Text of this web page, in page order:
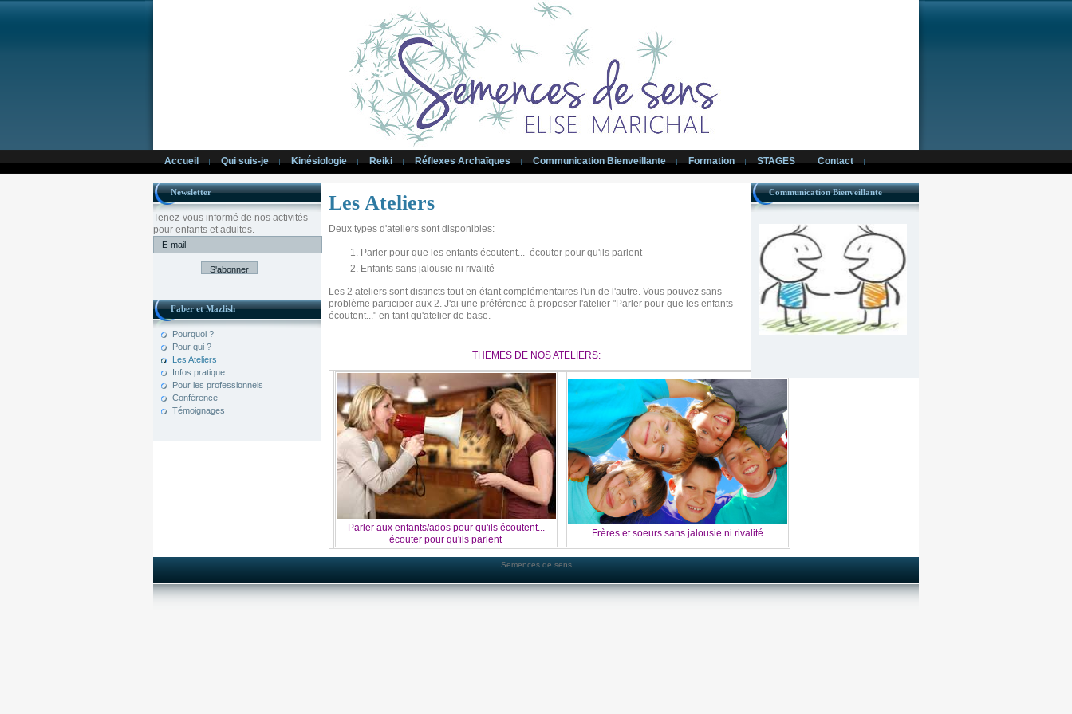
Accueil Qui suis-je Kinésiologie Reiki Réflexes Archaïques Communication Bienveillante Formation STAGES Contact
Semences de sens
Newsletter
Tenez-vous informé de nos activités
pour enfants et adultes.
Faber et Mazlish
Pourquoi ?
Pour qui ?
Les Ateliers
Infos pratique
Pour les professionnels
Conférence
Témoignages
Les Ateliers
Deux types d'ateliers sont disponibles:
Parler pour que les enfants écoutent... écouter pour qu'ils parlent
Enfants sans jalousie ni rivalité
Les 2 ateliers sont distincts tout en étant complémentaires l'un de l'autre. Vous pouvez sans
problème participer aux 2. J'ai une préférence à proposer l'atelier "Parler pour que les enfants
écoutent..." en tant qu'atelier de base.
THEMES DE NOS ATELIERS:
Parler aux enfants/ados pour qu'ils écoutent...
écouter pour qu'ils parlent
Frères et soeurs sans jalousie ni rivalité
Communication Bienveillante
Semences de sens